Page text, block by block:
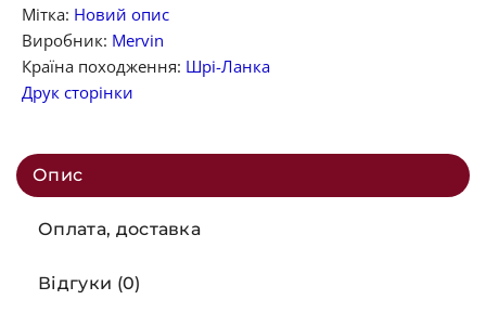
Мітка: Новий опис
Виробник: Mervin
Країна походження: Шрі-Ланка
Друк сторінки
Опис
Оплата, доставка
Відгуки (0)